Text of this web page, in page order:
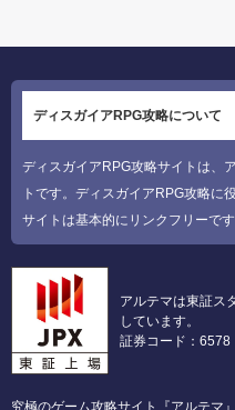
ディスガイアRPG攻略について
ディスガイアRPG攻略サイトは、
トです。ディスガイアRPG攻略に
サイトは基本的にリンクフリーです
アルテマは東証ス
しています。
証券コード：6578